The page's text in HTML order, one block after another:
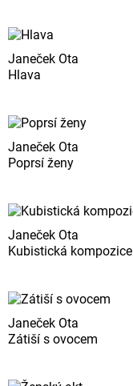
Janeček Ota
Hlava
Janeček Ota
Poprsí ženy
Janeček Ota
Kubistická kompozice
Janeček Ota
Zátiší s ovocem